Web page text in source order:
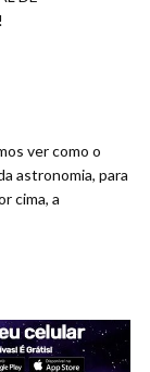
ver como o
astronomia, para
cima, a